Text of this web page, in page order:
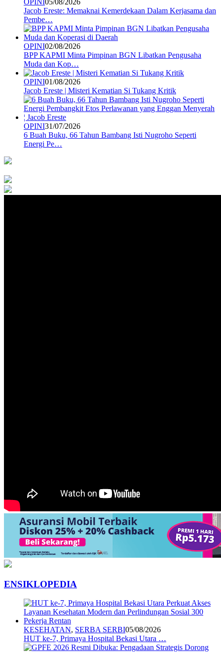
Jacob Ereste: Memaknai Kemerdekaan Dalam Kerjasama dan
Pembe…
OPINI02/08/2026
BPP KAPMI Minta Pimpinan BGN Libatkan Pengusaha
Muda dan Kop…
OPINI01/08/2026
Jacob Ereste | Misteri Kematian Si Tukang Kritik
OPINI31/07/2026
6 Buah Buku, 66 Tahun Bambang Isti Nugroho Seperti
Energi Pe…
ENSIKLOPEDIA
KESEHATAN, SERBA SERBI05/08/2026
HUT ke-7, Primaya Hospital Bekasi Utara …